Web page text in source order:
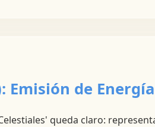
Emisión de Energía
queda claro: